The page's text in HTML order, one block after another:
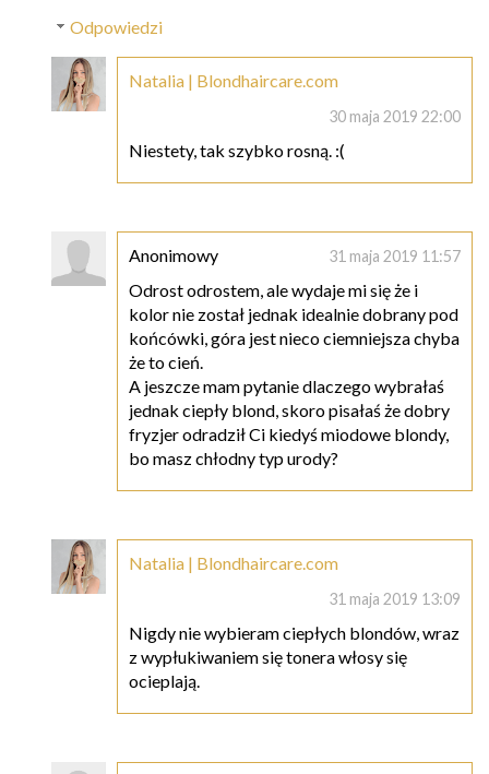
Odpowiedzi
Natalia | Blondhaircare.com
30 maja 2019 22:00
Niestety, tak szybko rosną. :(
Anonimowy 31 maja 2019 11:57
Odrost odrostem, ale wydaje mi się że i
kolor nie został jednak idealnie dobrany pod
końcówki, góra jest nieco ciemniejsza chyba
że to cień.
A jeszcze mam pytanie dlaczego wybrałaś
jednak ciepły blond, skoro pisałaś że dobry
fryzjer odradził Ci kiedyś miodowe blondy,
bo masz chłodny typ urody?
Natalia | Blondhaircare.com
31 maja 2019 13:09
Nigdy nie wybieram ciepłych blondów, wraz
z wypłukiwaniem się tonera włosy się
ocieplają.